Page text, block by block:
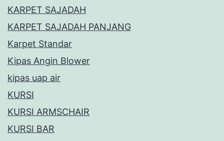
KARPET SAJADAH
KARPET SAJADAH PANJANG
Karpet Standar
Kipas Angin Blower
kipas uap air
KURSI
KURSI ARMSCHAIR
KURSI BAR